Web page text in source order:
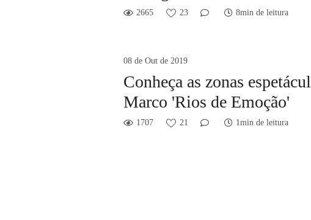
2665 23 8min de leitura
08 de Out de 2019
Conheça as zonas
Marco 'Rios de Emoção'
1707 21 1min de leitura